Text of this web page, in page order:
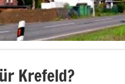
Krefeld?